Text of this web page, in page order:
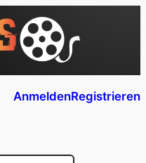
AnmeldenRegistrieren